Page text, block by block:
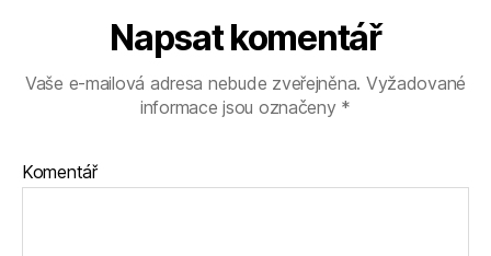
Napsat komentář
Vaše e-mailová adresa nebude zveřejněna. Vyžadované
informace jsou označeny *
Komentář